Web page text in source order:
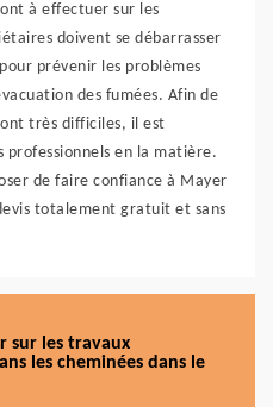
à effectuer sur les
doivent se débarrasser
prévenir les problèmes
des fumées. Afin de
très difficiles, il est
professionnels en la matière.
de faire confiance à Mayer
totalement gratuit et sans
sur les travaux
les cheminées dans le